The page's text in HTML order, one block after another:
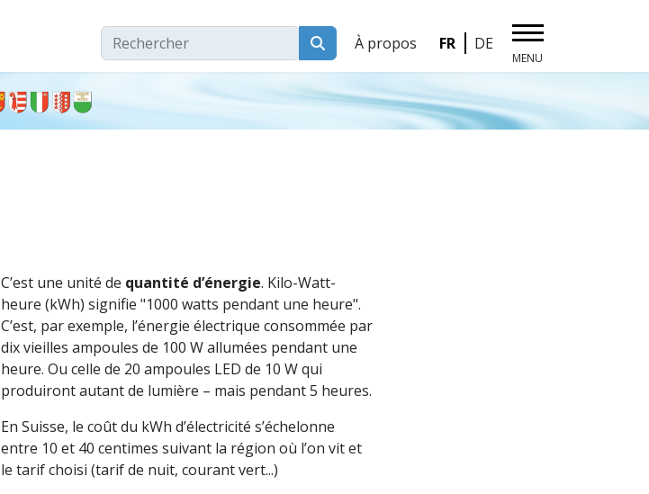
Rechercher À propos Sélectionnez votre langue
FR DE
Pages thématiques
Biodiversité & Jardin
Mobilité
Nettoyage & Recyclage des déchets
Air, Eau, Alimentation & Santé
Économiser l’électricité
Économiser le chauffage
C’est une unité de quantité d’énergie. Kilo-Watt-
heure (kWh) signifie "1000 watts pendant une heure".
C’est, par exemple, l’énergie électrique consommée par
dix vieilles ampoules de 100 W allumées pendant une
heure. Ou celle de 20 ampoules LED de 10 W qui
produiront autant de lumière – mais pendant 5 heures.
En Suisse, le coût du kWh d’électricité s’échelonne
entre 10 et 40 centimes suivant la région où l’on vit et
le tarif choisi (tarif de nuit, courant vert...)